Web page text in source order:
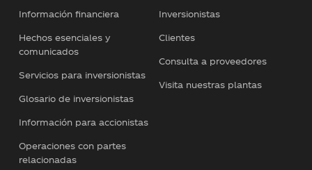
Información financiera
Hechos esenciales y
comunicados
Servicios para inversionistas
Glosario de inversionistas
Información para accionistas
Operaciones con partes
relacionadas
Inversionistas
Clientes
Consulta a proveedores
Visita nuestras plantas